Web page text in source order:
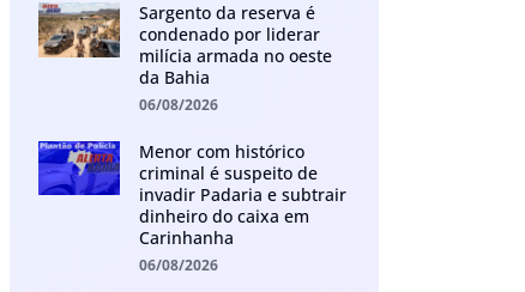
Sargento da reserva é
condenado por liderar
milícia armada no oeste
da Bahia
06/08/2026
Menor com histórico
criminal é suspeito de
invadir Padaria e subtrair
dinheiro do caixa em
Carinhanha
06/08/2026